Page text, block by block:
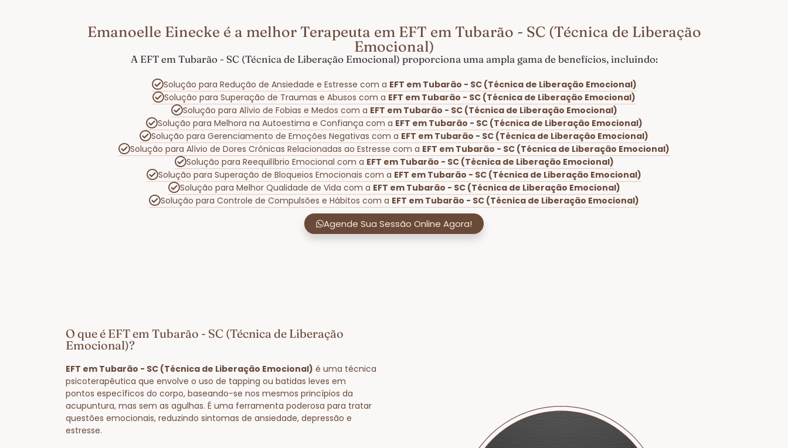
Emanoelle Einecke é a melhor Terapeuta em EFT em Tubarão - SC (Técnica de Liberação
Emocional)
A EFT em Tubarão - SC (Técnica de Liberação Emocional) proporciona uma ampla gama de benefícios, incluindo:
Solução para Redução de Ansiedade e Estresse com a EFT em Tubarão - SC (Técnica de Liberação Emocional)
Solução para Superação de Traumas e Abusos com a EFT em Tubarão - SC (Técnica de Liberação Emocional)
Solução para Alívio de Fobias e Medos com a EFT em Tubarão - SC (Técnica de Liberação Emocional)
Solução para Melhora na Autoestima e Confiança com a EFT em Tubarão - SC (Técnica de Liberação Emocional)
Solução para Gerenciamento de Emoções Negativas com a EFT em Tubarão - SC (Técnica de Liberação Emocional)
Solução para Alívio de Dores Crônicas Relacionadas ao Estresse com a EFT em Tubarão - SC (Técnica de Liberação Emocional)
Solução para Reequilíbrio Emocional com a EFT em Tubarão - SC (Técnica de Liberação Emocional)
Solução para Superação de Bloqueios Emocionais com a EFT em Tubarão - SC (Técnica de Liberação Emocional)
Solução para Melhor Qualidade de Vida com a EFT em Tubarão - SC (Técnica de Liberação Emocional)
Solução para Controle de Compulsões e Hábitos com a EFT em Tubarão - SC (Técnica de Liberação Emocional)
Agende Sua Sessão Online Agora!
O que é EFT em Tubarão - SC (Técnica de Liberação
Emocional)?
EFT em Tubarão - SC (Técnica de Liberação Emocional) é uma técnica
psicoterapêutica que envolve o uso de tapping ou batidas leves em
pontos específicos do corpo, baseando-se nos mesmos princípios da
acupuntura, mas sem as agulhas. É uma ferramenta poderosa para tratar
questões emocionais, reduzindo sintomas de ansiedade, depressão e
estresse.